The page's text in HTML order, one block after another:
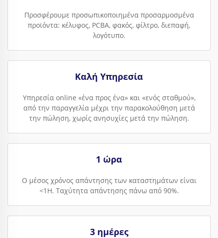
Προσφέρουμε προσωπικοποιημένα προσαρμοσμένα
προϊόντα: κέλυφος, PCBA, φακός, φίλτρο, διεπαφή,
λογότυπο.
Καλή Υπηρεσία
Υπηρεσία online «ένα προς ένα» και «ενός σταθμού»,
από την παραγγελία μέχρι την παρακολούθηση μετά
την πώληση, χωρίς ανησυχίες μετά την πώληση.
1 ώρα
Ο μέσος χρόνος απάντησης των καταστημάτων είναι
<1H. Ταχύτητα απάντησης πάνω από 90%.
3 ημέρες